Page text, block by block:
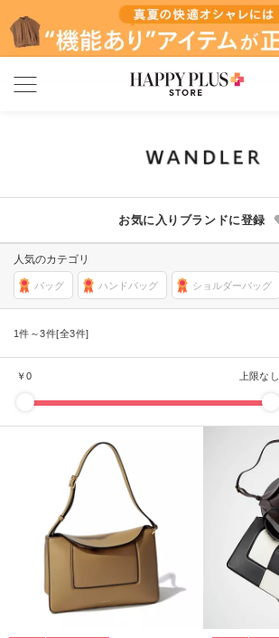
お気に入り
お気に入りブランドに登録
人気のカテゴリ
バッグ ハンドバッグ ショルダーバッグ
1件～3件[全3件]
￥0 上限なし